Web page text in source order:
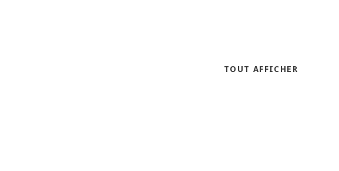
TOUT AFFICHER